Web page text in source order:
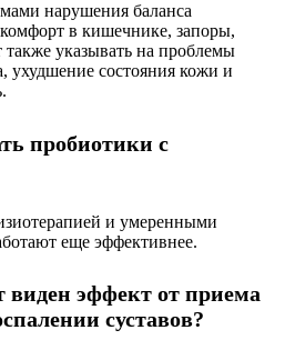
нарушения баланса
в кишечнике, запоры,
указывать на проблемы
ухудшение состояния кожи и
пробиотики с
и умеренными
еще эффективнее.
виден эффект от приема
суставов?